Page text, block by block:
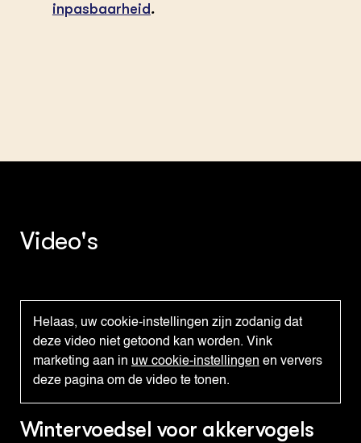
inpasbaarheid .
Video's
Helaas, uw cookie-instellingen zijn zodanig dat
deze video niet getoond kan worden. Vink
marketing aan in uw cookie-instellingen en ververs
deze pagina om de video te tonen.
Wintervoedsel voor akkervogels